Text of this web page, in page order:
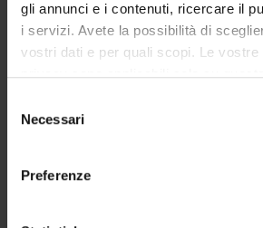
gli annunci e i contenuti, ricercare il
i servizi. Avete la possibilità di
vostri dati e per quali scopi. Le vostre
privacy sono applicabili solo su
modificare o revocare il proprio
momento dalla Dichiarazione sui
delNecessari
Preferenze
CORSI DI LAUREA MAGISTRALE
Corso a esaurimento (attivi gli anni
Colloquio